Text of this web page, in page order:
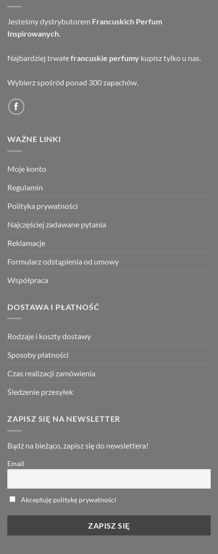
Jesteśmy dystrybutorem Francuskich Perfum
Inspirowanych.
Najbardziej trwałefrancuskie perfumy kupisz tylko u nas.
Wybierz spośród ponad 300 zapachów.
WAŻNE LINKI
Moje konto
Regulamin
Polityka prywatności
Najczęściej zadawane pytania
Reklamacje
Formularz odstąpienia od umowy
Współpraca
DOSTAWA I PŁATNOŚĆ
Rodzaje i koszty dostawy
Sposoby płatności
Czas realizacji zamówienia
Śledzenie przesyłek
ZAPISZ SIĘ NA NEWSLETTER
Bądź na bieżąco, zapisz się do newslettera!
Email
Akceptuję politykę prywatności